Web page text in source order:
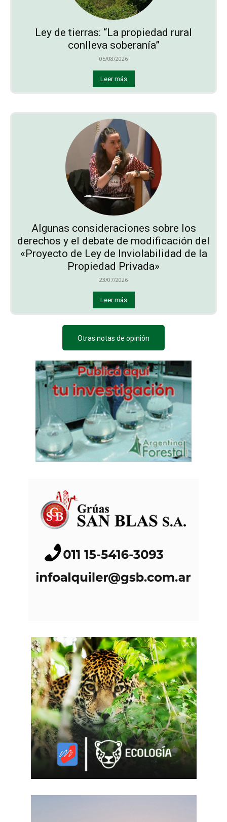
Ley de tierras: “La propiedad rural
conlleva soberanía”
05/08/2026
Leer más
Algunas consideraciones sobre los
derechos y el debate de modificación del
«Proyecto de Ley de Inviolabilidad de la
Propiedad Privada»
23/07/2026
Leer más
Otras notas de opinión